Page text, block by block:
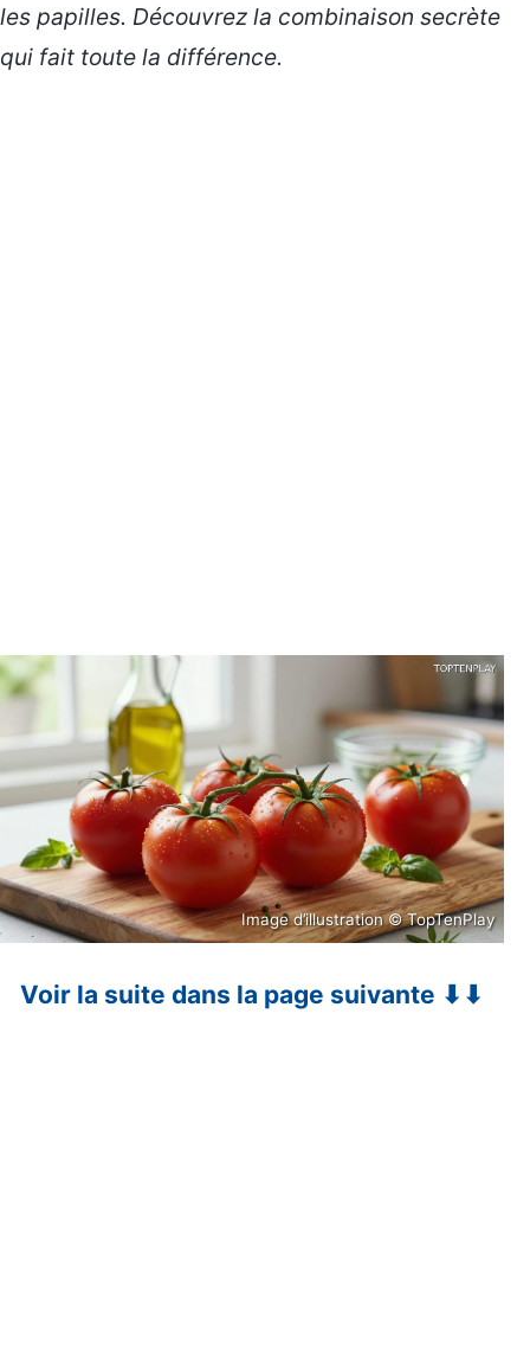
les papilles. Découvrez la combinaison secrète
qui fait toute la différence.
Image d’illustration © TopTenPlay
Voir la suite dans la page suivante ⬇⬇